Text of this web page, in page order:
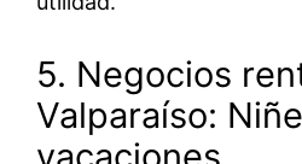
5. Negocios
Valparaíso:
vacaciones